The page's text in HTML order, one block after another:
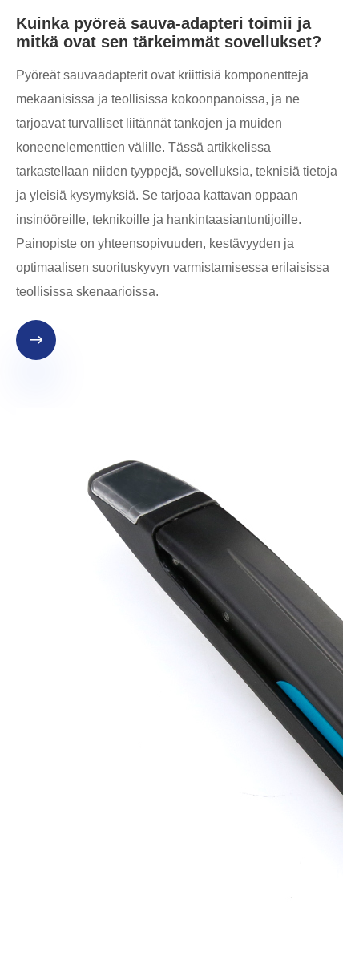
Kuinka pyöreä sauva-adapteri toimii ja
mitkä ovat sen tärkeimmät sovellukset?
Pyöreät sauvaadapterit ovat kriittisiä komponentteja
mekaanisissa ja teollisissa kokoonpanoissa, ja ne
tarjoavat turvalliset liitännät tankojen ja muiden
koneenelementtien välille. Tässä artikkelissa
tarkastellaan niiden tyyppejä, sovelluksia, teknisiä tietoja
ja yleisiä kysymyksiä. Se tarjoaa kattavan oppaan
insinööreille, teknikoille ja hankintaasiantuntijoille.
Painopiste on yhteensopivuuden, kestävyyden ja
optimaalisen suorituskyvyn varmistamisessa erilaisissa
teollisissa skenaarioissa.
